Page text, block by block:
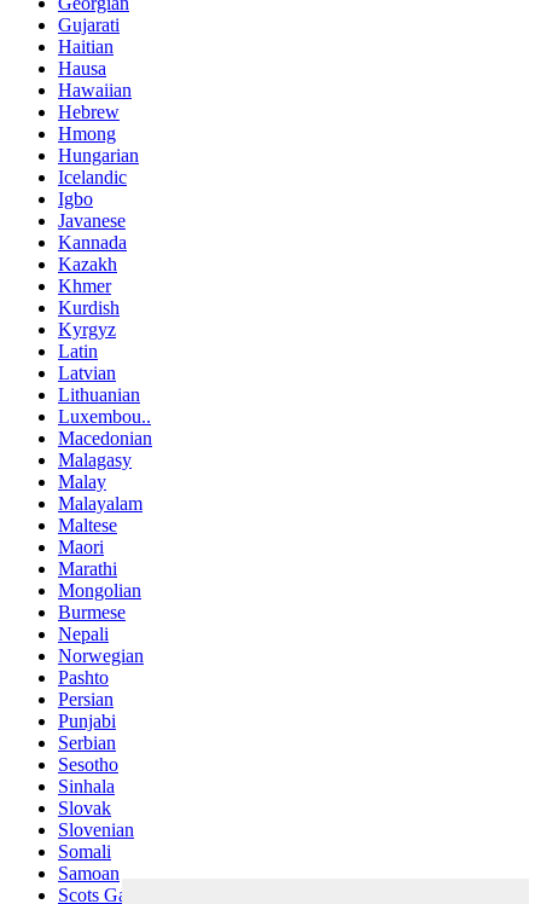
Gujarati
Haitian
Hausa
Hawaiian
Hebrew
Hmong
Hungarian
Icelandic
Igbo
Javanese
Kannada
Kazakh
Khmer
Kurdish
Kyrgyz
Latin
Latvian
Lithuanian
Luxembou..
Macedonian
Malagasy
Malay
Malayalam
Maltese
Maori
Marathi
Mongolian
Burmese
Nepali
Norwegian
Pashto
Persian
Punjabi
Serbian
Sesotho
Sinhala
Slovak
Slovenian
Somali
Samoan
Scots Gaelic